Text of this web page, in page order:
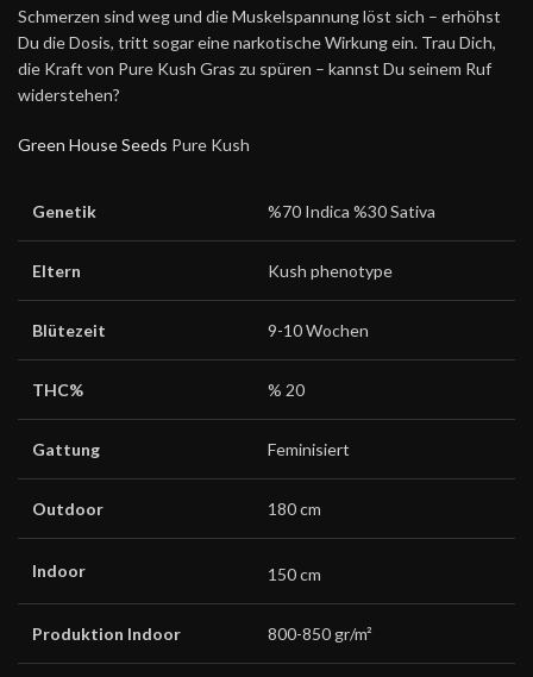
Schmerzen sind weg und die Muskelspannung löst sich – erhöhst
Du die Dosis, tritt sogar eine narkotische Wirkung ein. Trau Dich,
die Kraft von Pure Kush Gras zu spüren – kannst Du seinem Ruf
widerstehen?
Green House Seeds Pure Kush
Genetik %70 Indica %30 Sativa
Eltern Kush phenotype
Blütezeit 9-10 Wochen
THC% % 20
Gattung Feminisiert
Outdoor 180 cm
Indoor 150 cm
Produktion Indoor 800-850 gr/m²